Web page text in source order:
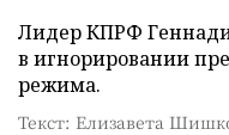
Лидер КПРФ
в игнорировании
режима.
Текст: Елизавета